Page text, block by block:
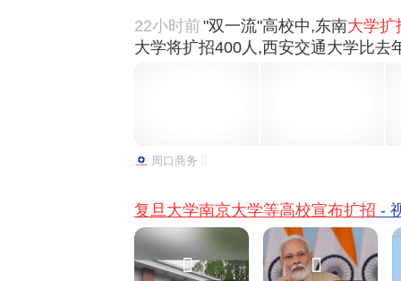
22小时前 "双一流"高校中,东南大学扩
大学将扩招400人,西安交通大学比去
周口商务
复旦大学南京大学等高校宣布扩招 -
 